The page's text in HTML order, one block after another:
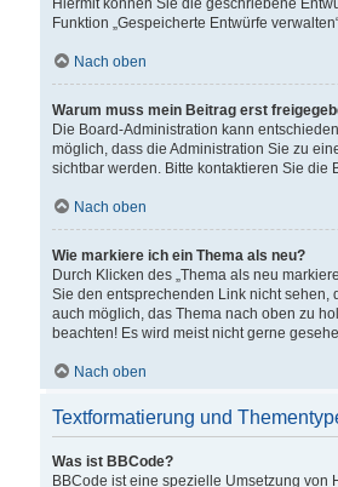
Hiermit können Sie die geschriebene
Funktion „Gespeicherte Entwürfe
Nach oben
Warum muss mein Beitrag erst
Die Board-Administration kann
möglich, dass die Administration Sie zu
sichtbar werden. Bitte kontaktieren Sie
Nach oben
Wie markiere ich ein Thema als neu?
Durch Klicken des „Thema als neu
Sie den entsprechenden Link nicht sehen,
auch möglich, das Thema nach oben zu
beachten! Es wird meist nicht gerne
Nach oben
Textformatierung und
Was ist BBCode?
BBCode ist eine spezielle Umsetzung von